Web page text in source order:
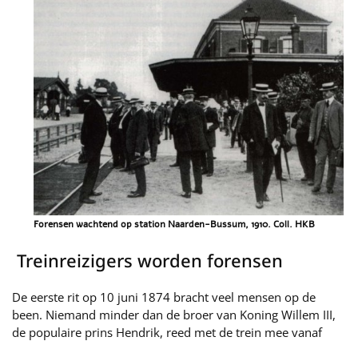
Forensen wachtend op station Naarden-Bussum, 1910. Coll. HKB
Treinreizigers worden forensen
De eerste rit op 10 juni 1874 bracht veel mensen op de
been. Niemand minder dan de broer van Koning Willem III,
de populaire prins Hendrik, reed met de trein mee vanaf